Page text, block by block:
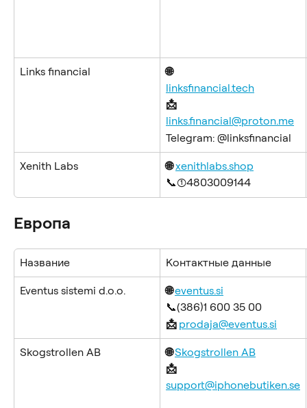
Links financial
🌐
linksfinancial.tech
📩
links.financial@proton.me
Telegram: @linksfinancial
Xenith Labs 🌐 xenithlabs.shop
📞(1)4803009144
Европа
Название Контактные данные
Eventus sistemi d.o.o. 🌐 eventus.si
📞(386)1 600 35 00
📩 prodaja@eventus.si
Skogstrollen AB 🌐 Skogstrollen AB
📩
support@iphonebutiken.se